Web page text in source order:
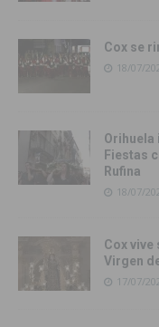
Cox se
18/07/
Fiestas
Rufina
18/07/
Cox vive
Virgen
17/07/